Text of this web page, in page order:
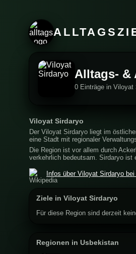
Alltags- &
0 Einträge in Viloyat
Viloyat Sirdaryo
Der Viloyat Sirdaryo liegt im
eine Stadt mit regionaler
Die Region ist vor allem durch
verkehrlich bedeutsam. Sirdaryo ist
Infos über Viloyat Sirdaryo
Ziele in Viloyat Sirdaryo
Für diese Region sind derzeit
Regionen in Usbekistan